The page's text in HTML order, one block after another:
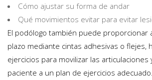
Cómo ajustar su forma de andar
Qué movimientos evitar para evitar
El podólogo también puede proporcionar
plazo mediante cintas adhesivas o flejes,
ejercicios para movilizar las articulaciones
paciente a un plan de ejercicios adecuado.